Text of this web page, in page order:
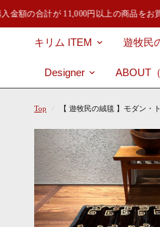
額の合計が 11,000円以上の商品をお
キリム ITEM 遊牧民
Designer ABOUT
Top / 【 遊牧民の絨毯 】モダン・